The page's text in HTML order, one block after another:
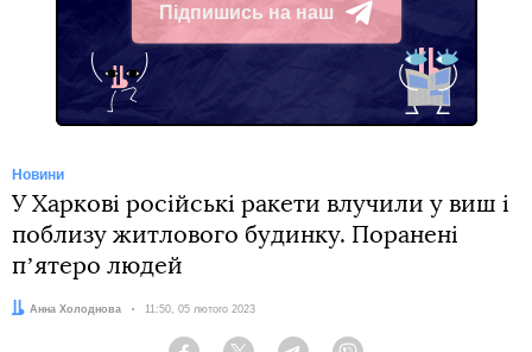
Підпишись на наш
Telegram
Новини
У Харкові російські ракети влучили у виш і
поблизу житлового будинку. Поранені
пʼятеро людей
Автор:
Анна Холоднова Дата:
11:50, 05 лютого 2023